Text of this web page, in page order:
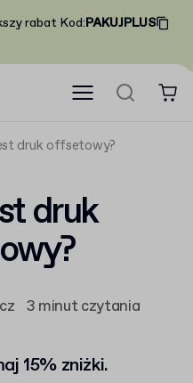
rabat Kod:PAKUJPLUS
druk offsetowy?
druk
3 minut czytania
15% zniżki.